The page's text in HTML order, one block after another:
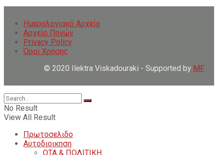
Ημερολογιακό Αρχείο
Αρχείο Πηγών
Privacy Policy
Όροι Χρήσης
© 2020 Ilektra Viskadouraki - Supported by MF
No Result
View All Result
Πρωτοσελιδο
Αυτοδιοικηση
ΟΤΑ & ΠΟΛΙΤΙΚΗ